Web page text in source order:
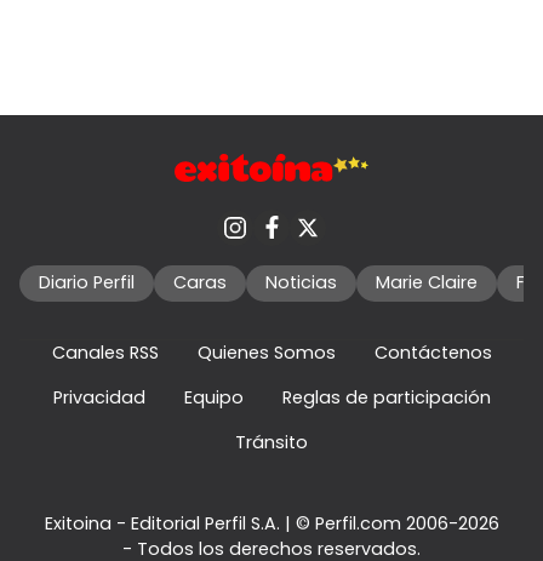
Diario Perfil Caras Noticias Marie Claire
Canales RSS Quienes Somos
Contáctenos
Privacidad
Equipo
Reglas de participación
Tránsito
Exitoina - Editorial Perfil S.A. | © Perfil.com 2006-2026
- Todos los derechos reservados.